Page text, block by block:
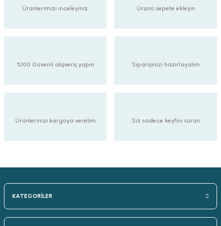
Ürünlerimizi inceleyiniz. Ürünü sepete ekleyin
%100 Güvenli alışveriş yapın Siparişinizi hazırlayalım
Ürünlerinizi kargoya verelim Siz sadece keyfini sürün
KATEGORİLER